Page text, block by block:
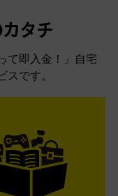
タチ
て即入金！」自宅
スです。